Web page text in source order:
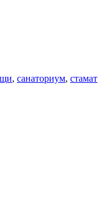
, санаториум, стамат